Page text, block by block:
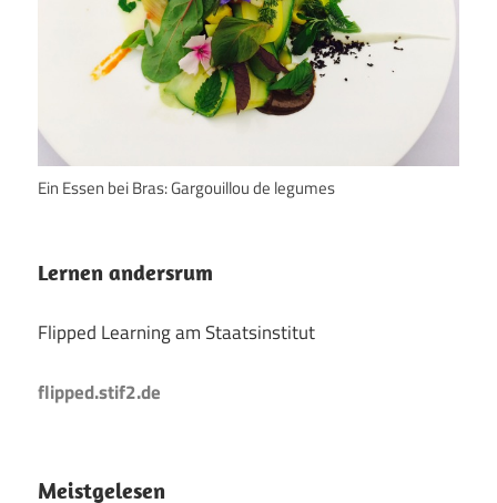
Ein Essen bei Bras: Gargouillou de legumes
Lernen andersrum
Flipped Learning am Staatsinstitut
flipped.stif2.de
Meistgelesen